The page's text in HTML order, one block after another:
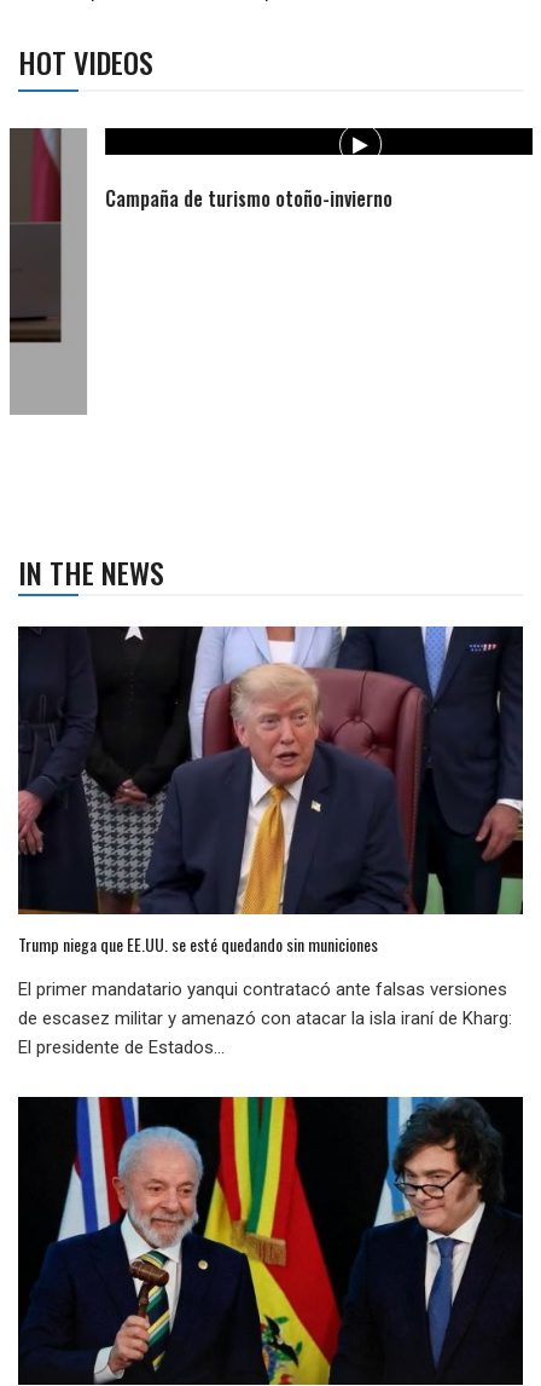
HOT VIDEOS
Campaña de turismo otoño-invierno
IN THE NEWS
Trump niega que EE.UU. se esté quedando sin municiones
El primer mandatario yanqui contratacó ante falsas versiones
de escasez militar y amenazó con atacar la isla iraní de Kharg:
El presidente de Estados...